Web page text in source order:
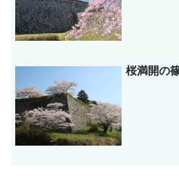
桜満開の